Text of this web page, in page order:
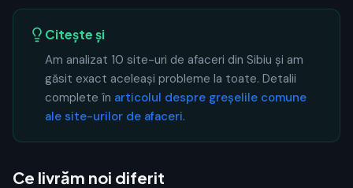
Citește și
Am analizat 10 site-uri de afaceri din Sibiu și am
găsit exact aceleași probleme la toate. Detalii
complete în articolul despre greșelile comune
ale site-urilor de afaceri.
Ce livrăm noi diferit